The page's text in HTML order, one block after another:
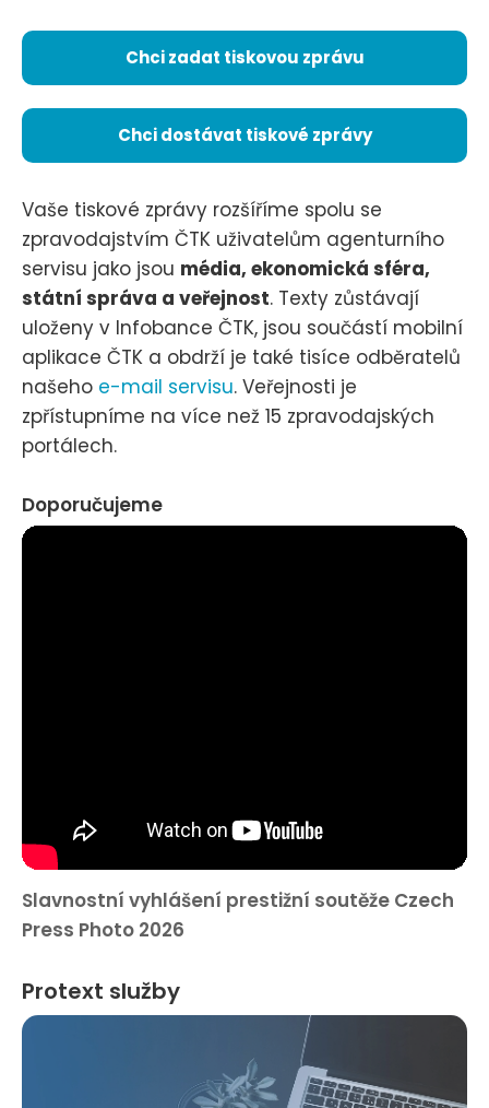
Chci zadat tiskovou zprávu
Chci dostávat tiskové zprávy
Vaše tiskové zprávy rozšíříme spolu se
zpravodajstvím ČTK uživatelům agenturního
servisu jako jsou média, ekonomická sféra,
státní správa a veřejnost. Texty zůstávají
uloženy v Infobance ČTK, jsou součástí mobilní
aplikace ČTK a obdrží je také tisíce odběratelů
našeho e-mail servisu. Veřejnosti je
zpřístupníme na více než 15 zpravodajských
portálech.
Doporučujeme
Slavnostní vyhlášení prestižní soutěže Czech
Press Photo 2026
Protext služby